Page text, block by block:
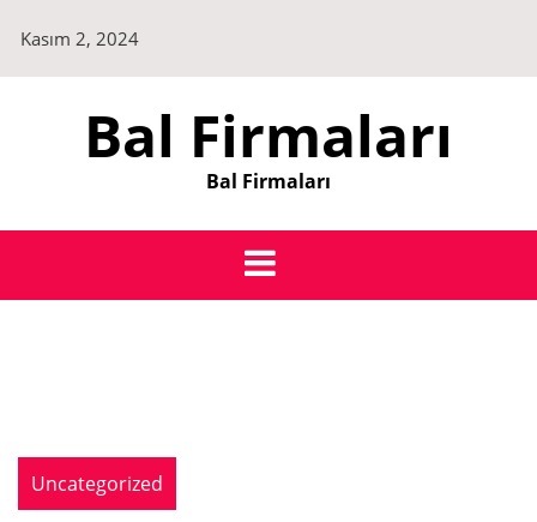
content
Kasım 2, 2024
Bal Firmaları
Bal Firmaları
Uncategorized